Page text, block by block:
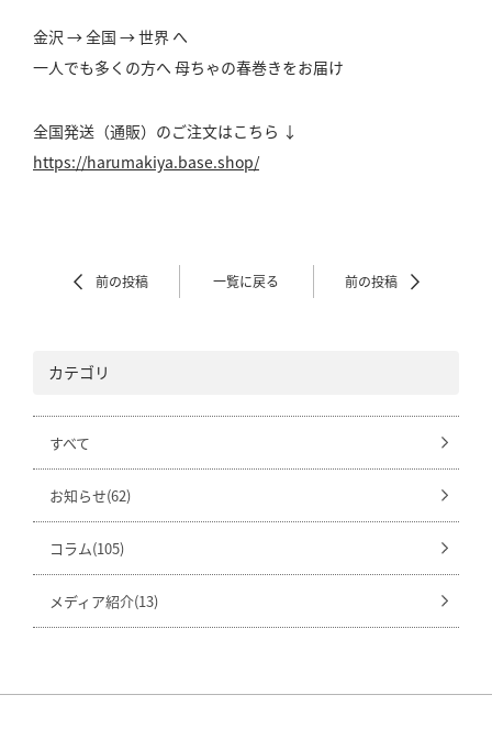
金沢 → 全国 → 世界 へ
一人でも多くの方へ 母ちゃの春巻きをお届け
全国発送（通販）のご注文はこちら ↓
https://harumakiya.base.shop/
前の投稿 一覧に戻る 前の投稿
カテゴリ
すべて
お知らせ(62)
コラム(105)
メディア紹介(13)